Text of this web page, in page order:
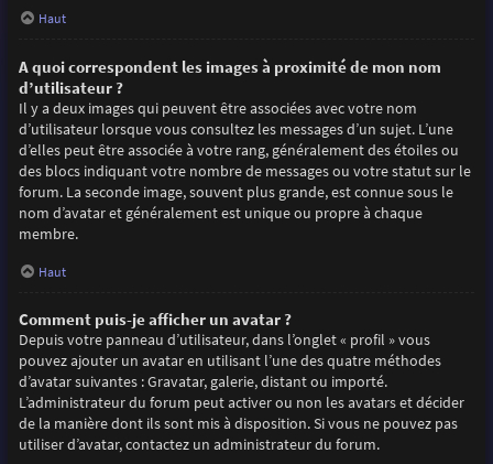
Haut
A quoi correspondent les images à proximité de mon nom
d’utilisateur ?
Il y a deux images qui peuvent être associées avec votre nom
d’utilisateur lorsque vous consultez les messages d’un sujet. L’une
d’elles peut être associée à votre rang, généralement des étoiles ou
des blocs indiquant votre nombre de messages ou votre statut sur le
forum. La seconde image, souvent plus grande, est connue sous le
nom d’avatar et généralement est unique ou propre à chaque
membre.
Haut
Comment puis-je afficher un avatar ?
Depuis votre panneau d’utilisateur, dans l’onglet « profil » vous
pouvez ajouter un avatar en utilisant l’une des quatre méthodes
d’avatar suivantes : Gravatar, galerie, distant ou importé.
L’administrateur du forum peut activer ou non les avatars et décider
de la manière dont ils sont mis à disposition. Si vous ne pouvez pas
utiliser d’avatar, contactez un administrateur du forum.